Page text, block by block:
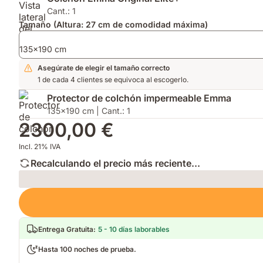
para
mayor
transpirabilidad,
confort
responsivo
hipoalergénica¹.
AirGrid®
para
mayor
transpirabilidad.
Cant.: 1
Tamaño (Altura: 27 cm de comodidad máxima)
135x190 cm
Asegúrate de elegir el tamaño correcto
1 de cada 4 clientes se equivoca al escogerlo.
Protector de colchón impermeable Emma
135x190 cm | Cant.: 1
2300,00 €
Incl. 21% IVA
Recalculando el precio más reciente...
Loading
Entrega Gratuita: 5 - 10 días laborables
Hasta 100 noches de prueba.